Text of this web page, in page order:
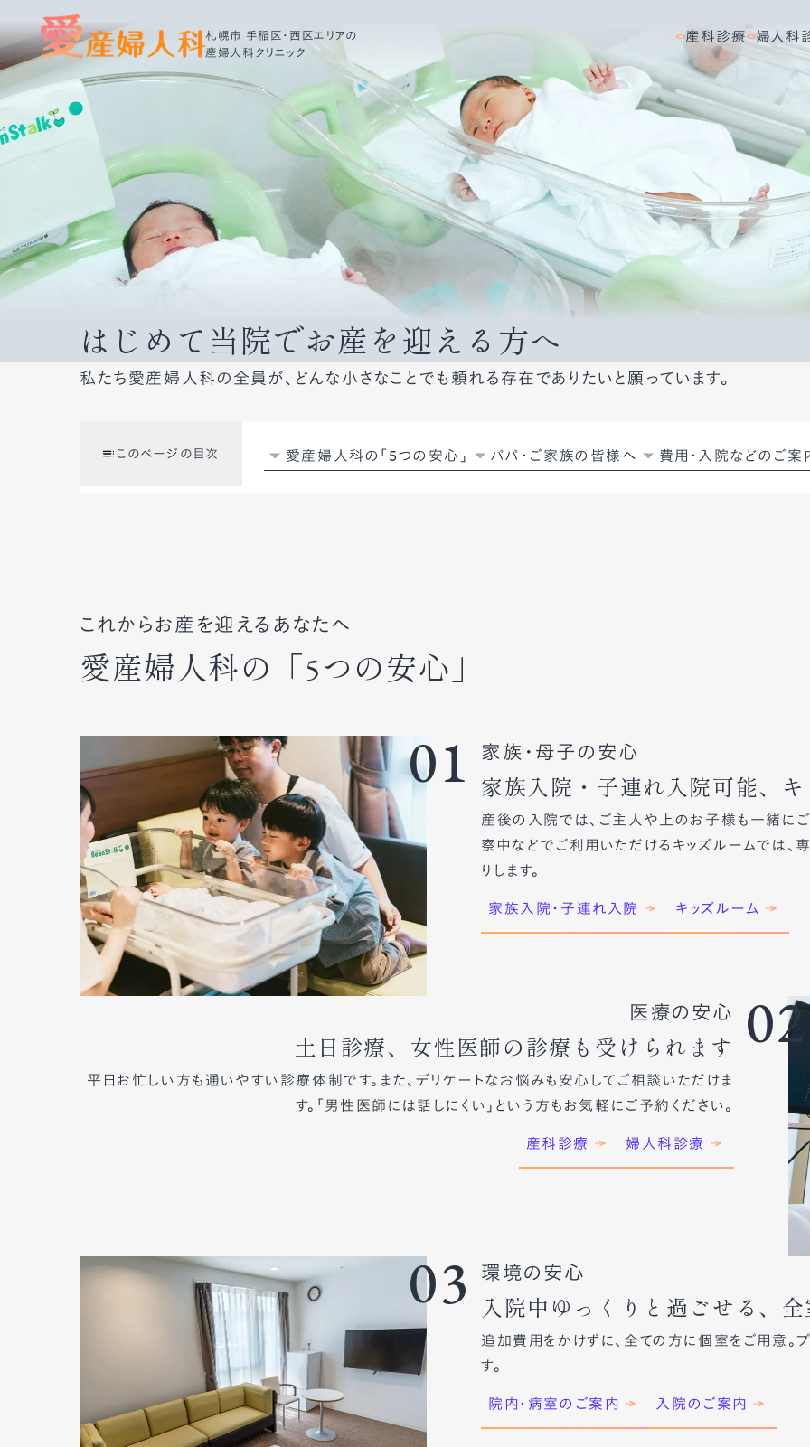
札幌市 手稲区・西区エリアの
産婦人科クリニック
産科診療 婦人科
はじめて当院でお産を迎える方へ
私たち愛産婦人科の全員が、どんな小さなことでも頼れる存在でありたいと願っています。
このページの目次 愛産婦人科の「5つの安心」 パパ・ご家族の皆様へ 費用・入院などのご案
これからお産を迎えるあなたへ
愛産婦人科の「5つの安心」
01 家族・母子の安心
家族入院・子連れ入院可能、
産後の入院では、ご主人や上のお子様も一緒に
察中などでご利用いただけるキッズルームでは
りします。
家族入院・子連れ入院 キッズルーム
02
医療の安心
土日診療、女性医師の診療も受けられます
平日お忙しい方も通いやすい診療体制です。また、デリケートなお悩みも安心してご相談いただけま
す。「男性医師には話しにくい」という方もお気軽にご予約ください。
産科診療 婦人科診療
03 環境の安心
入院中ゆっくりと過ごせる、
追加費用をかけずに、全ての方に個室をご用意。
す。
院内・病室のご案内 入院のご案内